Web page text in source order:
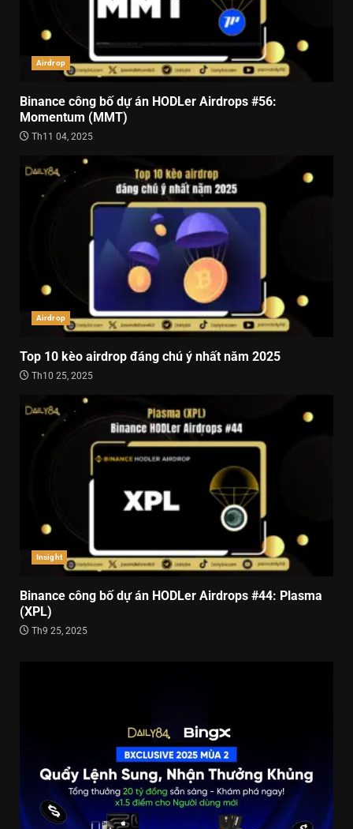
Airdrop
Binance công bố dự án HODLer Airdrops #56:
Momentum (MMT)
Th11 04, 2025
Airdrop
Top 10 kèo airdrop đáng chú ý nhất năm 2025
Th10 25, 2025
Insight
Binance công bố dự án HODLer Airdrops #44: Plasma
(XPL)
Th9 25, 2025